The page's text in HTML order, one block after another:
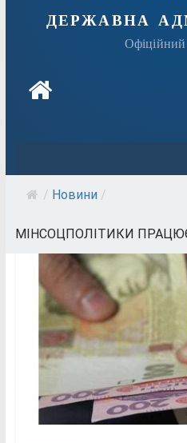
державна
Офіційний
/ Новини /
МІНСОЦПОЛІТИКИ